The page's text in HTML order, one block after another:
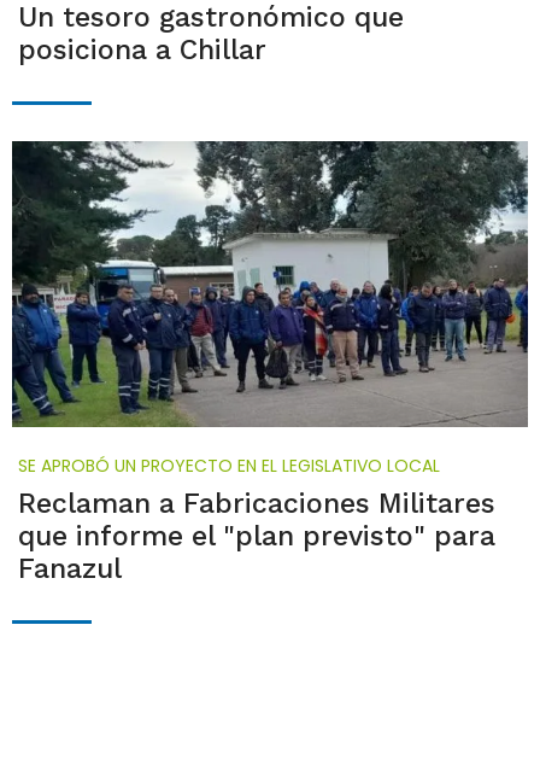
Un tesoro gastronómico que
posiciona a Chillar
SE APROBÓ UN PROYECTO EN EL LEGISLATIVO LOCAL
Reclaman a Fabricaciones Militares
que informe el "plan previsto" para
Fanazul